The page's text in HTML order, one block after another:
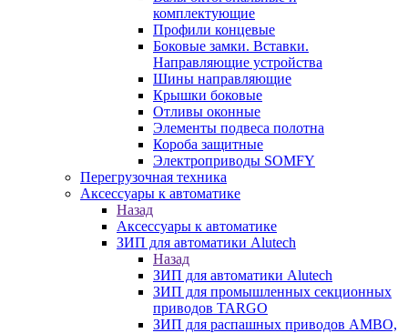
комплектующие
Профили концевые
Боковые замки. Вставки.
Направляющие устройства
Шины направляющие
Крышки боковые
Отливы оконные
Элементы подвеса полотна
Короба защитные
Электроприводы SOMFY
Перегрузочная техника
Аксессуары к автоматике
Назад
Аксессуары к автоматике
ЗИП для автоматики Alutech
Назад
ЗИП для автоматики Alutech
ЗИП для промышленных секционных
приводов TARGO
ЗИП для распашных приводов AMBO,